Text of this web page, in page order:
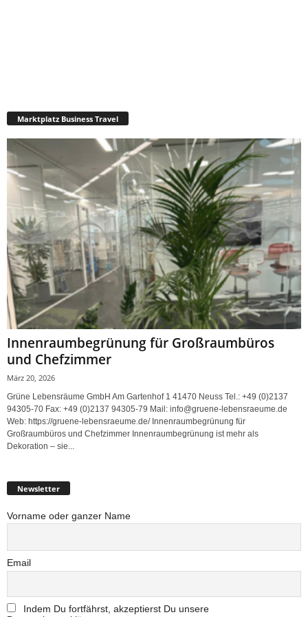
Marktplatz Business Travel
Innenraumbegrünung für Großraumbüros
und Chefzimmer
März 20, 2026
Grüne Lebensräume GmbH Am Gartenhof 1 41470 Neuss Tel.: +49 (0)2137
94305-70 Fax: +49 (0)2137 94305-79 Mail: info@gruene-lebensraeume.de
Web: https://gruene-lebensraeume.de/ Innenraumbegrünung für
Großraumbüros und Chefzimmer Innenraumbegrünung ist mehr als
Dekoration – sie...
Newsletter
Vorname oder ganzer Name
Email
Indem Du fortfährst, akzeptierst Du unsere